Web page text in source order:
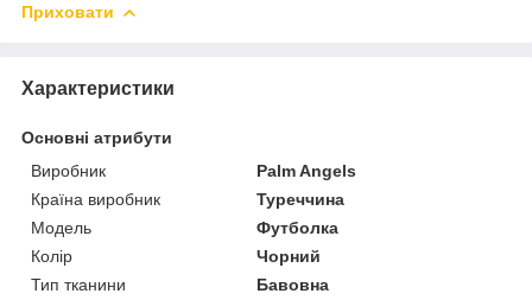
Приховати
Характеристики
Основні атрибути
Виробник
Palm Angels
Країна виробник
Туреччина
Модель
Футболка
Колір
Чорний
Тип тканини
Бавовна